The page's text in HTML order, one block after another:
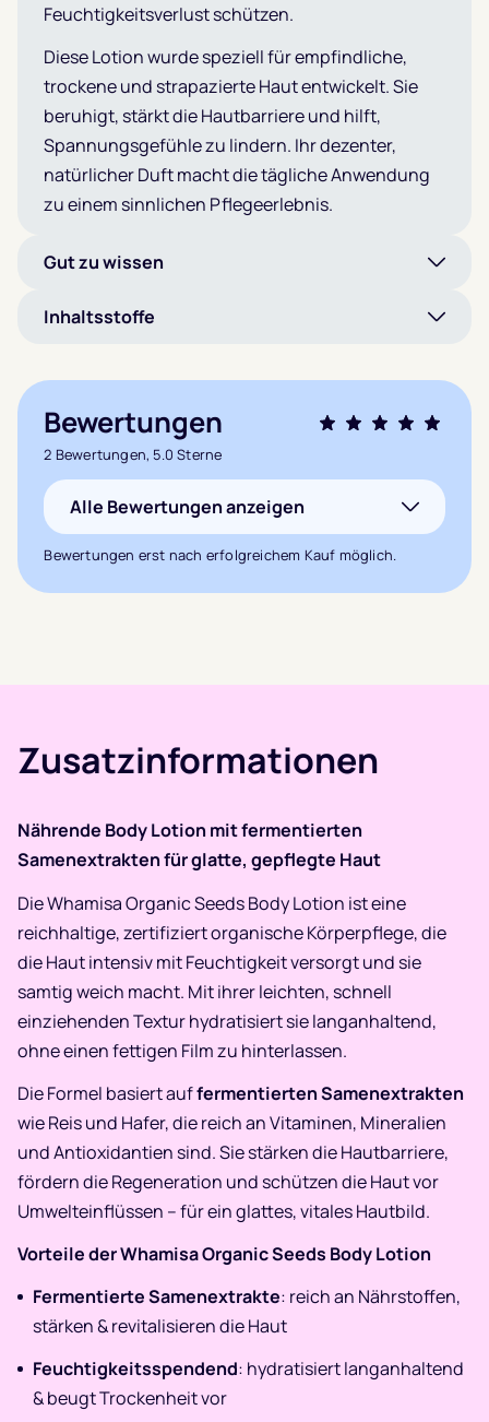
Feuchtigkeitsverlust schützen.
Diese Lotion wurde speziell für empfindliche,
trockene und strapazierte Haut entwickelt. Sie
beruhigt, stärkt die Hautbarriere und hilft,
Spannungsgefühle zu lindern. Ihr dezenter,
natürlicher Duft macht die tägliche Anwendung
zu einem sinnlichen Pflegeerlebnis.
Gut zu wissen
Inhaltsstoffe
Bewertungen
5.0von 5,
basierend auf
Kundenbewertungen
2 Bewertungen, 5.0 Sterne
Alle Bewertungen anzeigen
Bewertungen erst nach erfolgreichem Kauf möglich.
Zusatzinformationen
Nährende Body Lotion mit fermentierten
Samenextrakten für glatte, gepflegte Haut
Die Whamisa Organic Seeds Body Lotion ist eine
reichhaltige, zertifiziert organische Körperpflege, die
die Haut intensiv mit Feuchtigkeit versorgt und sie
samtig weich macht. Mit ihrer leichten, schnell
einziehenden Textur hydratisiert sie langanhaltend,
ohne einen fettigen Film zu hinterlassen.
Die Formel basiert auffermentierten Samenextrakten
wie Reis und Hafer, die reich an Vitaminen, Mineralien
und Antioxidantien sind. Sie stärken die Hautbarriere,
fördern die Regeneration und schützen die Haut vor
Umwelteinflüssen – für ein glattes, vitales Hautbild.
Vorteile der Whamisa Organic Seeds Body Lotion
Fermentierte Samenextrakte: reich an Nährstoffen,
stärken & revitalisieren die Haut
Feuchtigkeitsspendend: hydratisiert langanhaltend
& beugt Trockenheit vor